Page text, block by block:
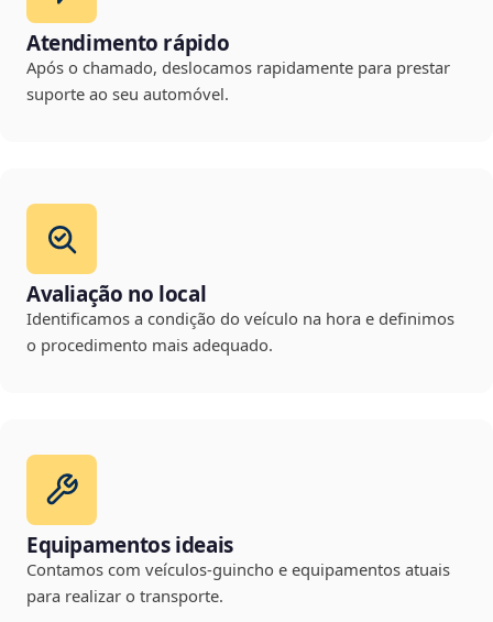
Atendimento rápido
Após o chamado, deslocamos rapidamente para prestar
suporte ao seu automóvel.
Avaliação no local
Identificamos a condição do veículo na hora e definimos
o procedimento mais adequado.
Equipamentos ideais
Contamos com veículos-guincho e equipamentos atuais
para realizar o transporte.